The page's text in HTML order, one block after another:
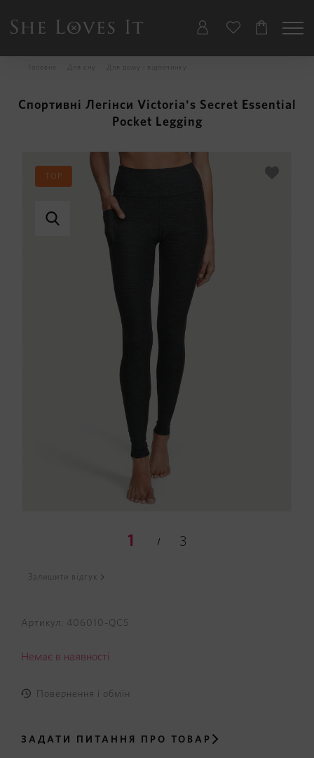
Головна Для сну Для дому і відпочинку
Спортивні Легінси Victoria's Secret Essential
Pocket Legging
TOP
1 3
Залишити відгук
Артикул: 406010-QC5
Немає в наявності
Повернення і обмін
ЗАДАТИ ПИТАННЯ ПРО ТОВАР